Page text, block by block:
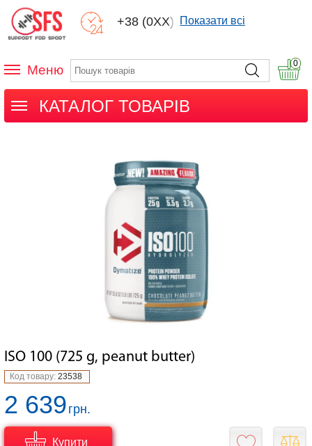
+38 (0XX) XXXПоказати всі
Меню 0
КАТАЛОГ ТОВАРІВ
ISO 100 (725 g, peanut butter)
Код товару: 23538
2 639грн.
Купити